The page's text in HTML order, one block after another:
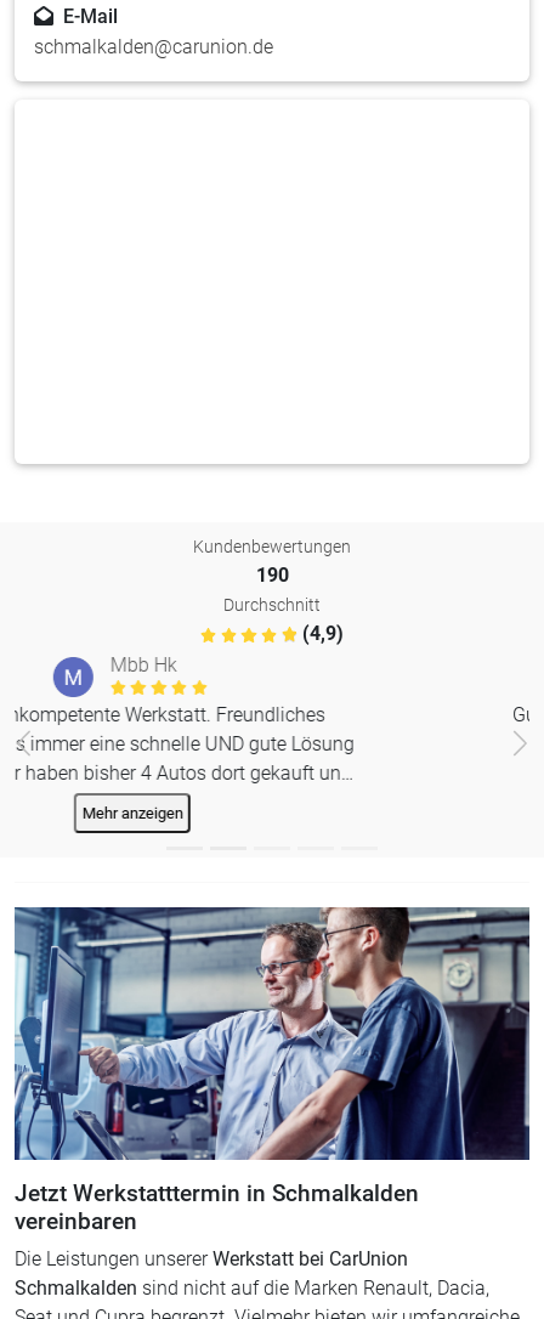
E-Mail
schmalkalden@carunion.de
Kundenbewertungen
190
Durchschnitt
(4,9)
Gute Qualität und guter Service.
Vorherige
Jetzt Werkstatttermin in Schmalkalden
vereinbaren
Schmalkaldensind nicht auf die Marken Renault, Dacia,
Seat und Cupra begrenzt. Vielmehr bieten wir umfangreiche
Werkstatt- und Serviceleistungen für alle Fahrzeugfabrikate
und Hersteller an. Außerdem sind wir auch im Teile- und